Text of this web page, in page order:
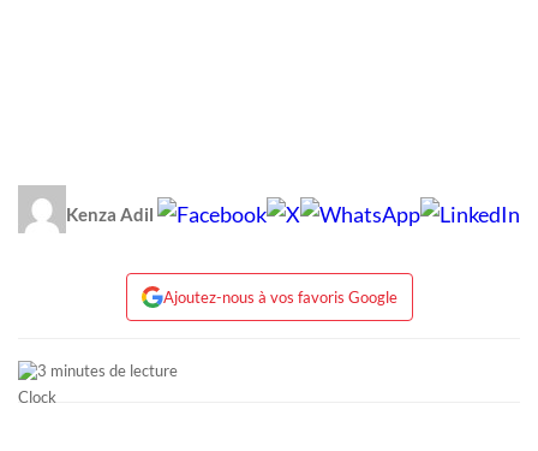
Kenza Adil
Ajoutez-nous à vos favoris Google
3 minutes de lecture